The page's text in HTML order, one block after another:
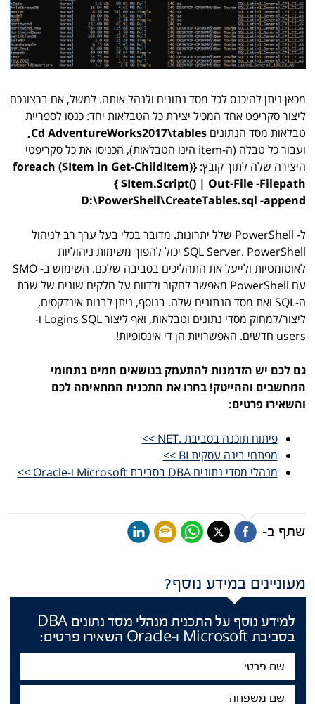
מכאן ניתן להיכנס לכל מסד נתונים ולנהל אותה. למשל, אם ברצונכם
ליצור סקריפט אחד המכיל יצירת כל הטבלאות יחד: כנסו לספריית
טבלאות מסד הנתוניםCd AdventureWorks2017\tables,
ועבור כל טבלה (ה-item הינו הטבלאות), הכניסו את כל סקריפטי
היצירה שלה לתוך קובץ:{
foreach ($Item in Get-ChildItem)
{ $Item.Script() | Out-File -Filepath
D:\PowerShell\CreateTables.sql -append
ל- PowerShell שלל יתרונות. מדובר בכלי בעל ערך רב לניהול
SQL Server. PowerShell יכול להפוך משימות ניהוליות
לאוטומטיות ולייעל את התהליכים בסביבה שלכם. השימוש ב- SMO
עם PowerShell מאפשר לחקור ולדווח על חלקים שונים של שרת
ה-SQL ואת מסד הנתונים שלה. בנוסף, ניתן לבנות אינדקסים,
ליצור/למחוק מסדי נתונים וטבלאות, ואף ליצור Logins SQL ו-
users חדשים. האפשרויות הן די אינסופיות!
גם לכם יש הזדמנות להתעמק בנושאים חמים בתחומי
המחשבים וההייטק! בחרו את התכנית המתאימה לכם
והשאירו פרטים:
פיתוח תוכנה בסביבת .NET >>
מפתחי בינה עסקית BI >>
מנהלי מסדי נתונים DBA בסביבת Microsoft ו-Oracle >>
שתף ב-
מעוניינים במידע נוסף?
למידע נוסף על התכנית מנהלי מסד נתונים DBA
בסביבת Microsoft ו-Oracle השאירו פרטים:
שם
פרטי
שם
משפחה